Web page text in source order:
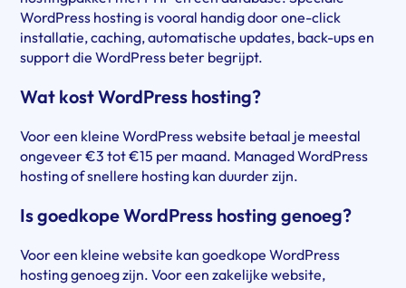
WordPress hosting is vooral handig door one-click
installatie, caching, automatische updates, back-ups en
support die WordPress beter begrijpt.
Wat kost WordPress hosting?
Voor een kleine WordPress website betaal je meestal
ongeveer €3 tot €15 per maand. Managed WordPress
hosting of snellere hosting kan duurder zijn.
Is goedkope WordPress hosting genoeg?
Voor een kleine website kan goedkope WordPress
hosting genoeg zijn. Voor een zakelijke website,